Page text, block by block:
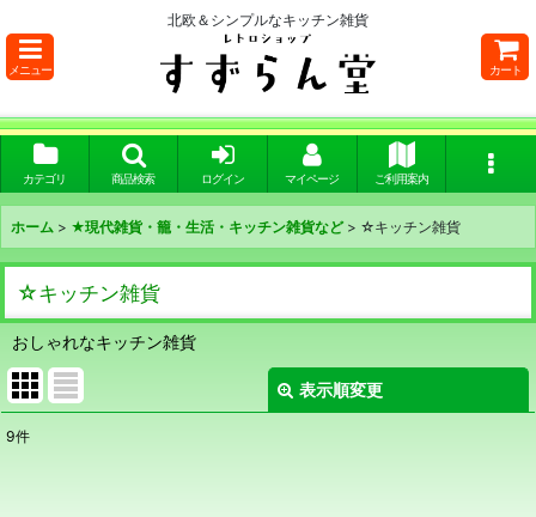
北欧＆シンプルなキッチン雑貨
メニュー カート
カテゴリ 商品検索 ログイン マイページ ご利用案内
ホーム > ★現代雑貨・籠・生活・キッチン雑貨など > ☆キッチン雑貨
☆キッチン雑貨
おしゃれなキッチン雑貨
表示順変更
9件